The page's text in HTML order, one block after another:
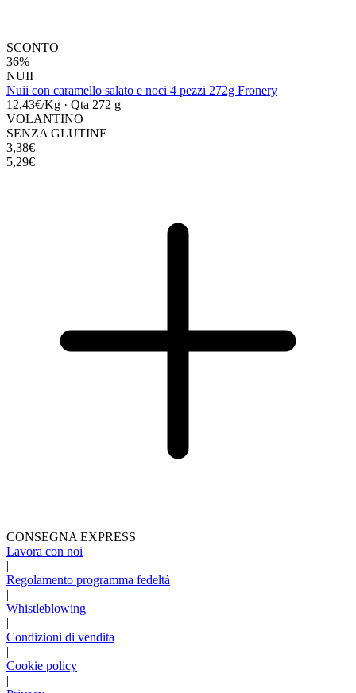
SCONTO
36%
NUII
Nuii con caramello salato e noci 4 pezzi 272g Fronery
12,43€/Kg · Qta 272 g
VOLANTINO
SENZA GLUTINE
3,38€
5,29€
CONSEGNA EXPRESS
Lavora con noi
|
Regolamento programma fedeltà
|
Whistleblowing
|
Condizioni di vendita
|
Cookie policy
|